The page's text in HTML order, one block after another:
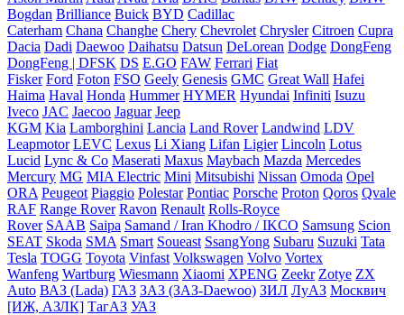
Bogdan Brilliance Buick BYD Cadillac
Caterham Chana Changhe Chery Chevrolet Chrysler Citroen Cupra
Dacia Dadi Daewoo Daihatsu Datsun DeLorean Dodge DongFeng
DongFeng | DFSK DS E.GO FAW Ferrari Fiat
Fisker Ford Foton FSO Geely Genesis GMC Great Wall Hafei
Haima Haval Honda Hummer HYMER Hyundai Infiniti Isuzu
Iveco JAC Jaecoo Jaguar Jeep
KGM Kia Lamborghini Lancia Land Rover Landwind LDV
Leapmotor LEVC Lexus Li Xiang Lifan Ligier Lincoln Lotus
Lucid Lync & Co Maserati Maxus Maybach Mazda Mercedes
Mercury MG MIA Electric Mini Mitsubishi Nissan Omoda Opel
ORA Peugeot Piaggio Polestar Pontiac Porsche Proton Qoros Qvale
RAF Range Rover Ravon Renault Rolls-Royce
Rover SAAB Saipa Samand / Iran Khodro / IKCO Samsung Scion
SEAT Skoda SMA Smart Soueast SsangYong Subaru Suzuki Tata
Tesla TOGG Toyota Vinfast Volkswagen Volvo Vortex
Wanfeng Wartburg Wiesmann Xiaomi XPENG Zeekr Zotye ZX
Auto ВАЗ (Lada) ГАЗ ЗАЗ (ЗАЗ-Daewoo) ЗИЛ ЛуАЗ Москвич
[ИЖ, АЗЛК] ТагАЗ УАЗ